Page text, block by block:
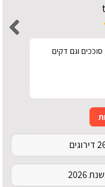
וגם דקים
2026